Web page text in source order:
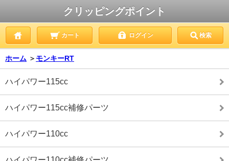
クリッピングポイント
カート ログイン 検索
ホーム ＞ モンキーRT
ハイパワー115cc
ハイパワー115cc補修パーツ
ハイパワー110cc